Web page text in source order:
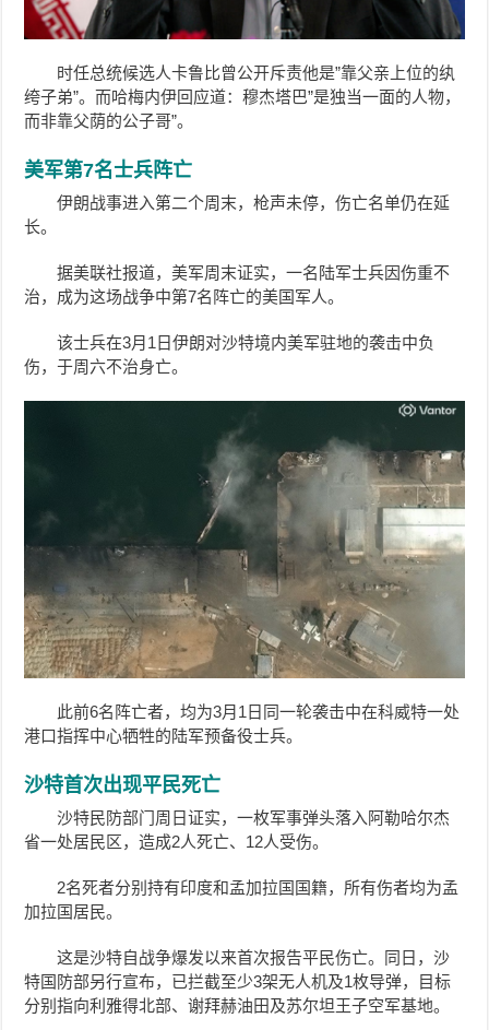
时任总统候选人卡鲁比曾公开斥责他是”靠父亲上位的纨
绔子弟”。而哈梅内伊回应道：穆杰塔巴”是独当一面的人物，
而非靠父荫的公子哥”。
美军第7名士兵阵亡
伊朗战事进入第二个周末，枪声未停，伤亡名单仍在延
长。
据美联社报道，美军周末证实，一名陆军士兵因伤重不
治，成为这场战争中第7名阵亡的美国军人。
该士兵在3月1日伊朗对沙特境内美军驻地的袭击中负
伤，于周六不治身亡。
此前6名阵亡者，均为3月1日同一轮袭击中在科威特一处
港口指挥中心牺牲的陆军预备役士兵。
沙特首次出现平民死亡
沙特民防部门周日证实，一枚军事弹头落入阿勒哈尔杰
省一处居民区，造成2人死亡、12人受伤。
2名死者分别持有印度和孟加拉国国籍，所有伤者均为孟
加拉国居民。
这是沙特自战争爆发以来首次报告平民伤亡。同日，沙
特国防部另行宣布，已拦截至少3架无人机及1枚导弹，目标
分别指向利雅得北部、谢拜赫油田及苏尔坦王子空军基地。